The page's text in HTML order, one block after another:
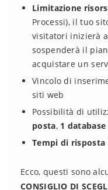
Limitazione
Processi), il tuo
visitatori inizierà
sospenderà il
acquistare un
Vincolo di
siti web
Possibilità di
posta, 1 database
Tempi di
Ecco, questi sono
CONSIGLIO DI